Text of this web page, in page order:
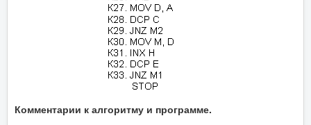
Комментарии к алгоритму и программе.